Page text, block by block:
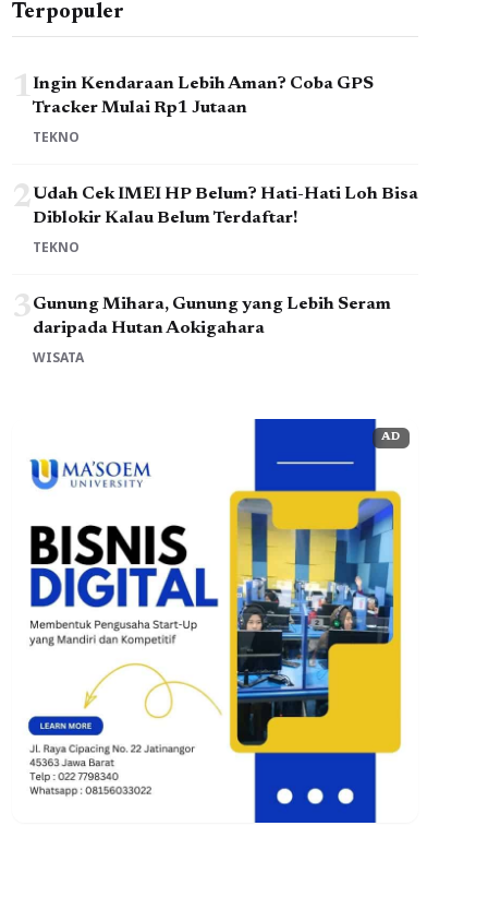
Terpopuler
1Ingin Kendaraan Lebih Aman? Coba GPS
Tracker Mulai Rp1 Jutaan
TEKNO
2Udah Cek IMEI HP Belum? Hati-Hati Loh Bisa
Diblokir Kalau Belum Terdaftar!
TEKNO
3Gunung Mihara, Gunung yang Lebih Seram
daripada Hutan Aokigahara
WISATA
AD